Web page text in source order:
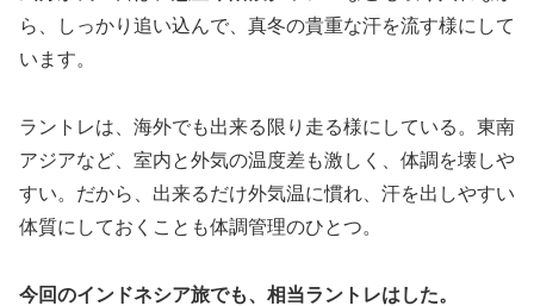
ら、しっかり追い込んで、真冬の貴重な汗を流す様にして
います。
ラントレは、海外でも出来る限り走る様にしている。東南
アジアなど、室内と外気の温度差も激しく、体調を壊しや
すい。だから、出来るだけ外気温に慣れ、汗を出しやすい
体質にしておくことも体調管理のひとつ。
今回のインドネシア旅でも、相当ラントレはした。